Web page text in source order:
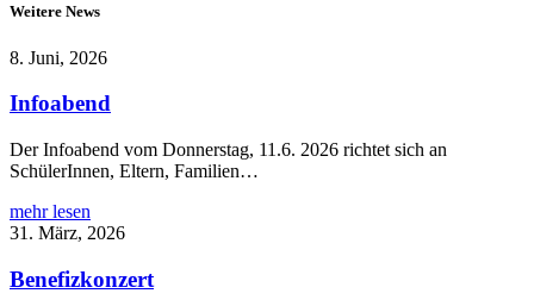
Weitere News
8. Juni, 2026
Infoabend
Der Infoabend vom Donnerstag, 11.6. 2026 richtet sich an
SchülerInnen, Eltern, Familien…
mehr lesen
31. März, 2026
Benefizkonzert